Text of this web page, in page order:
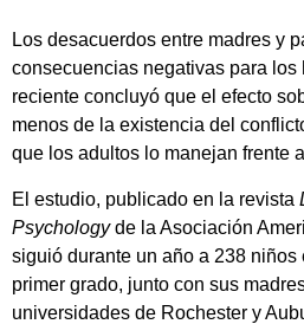
Los desacuerdos entre madres y
consecuencias negativas para
reciente concluyó que el efecto
menos de la existencia del
que los adultos lo manejan frente
El estudio, publicado en la revista
Psychologyde la Asociación
siguió durante un año a 238
primer grado, junto con sus
universidades de Rochester y